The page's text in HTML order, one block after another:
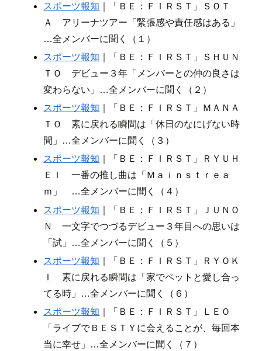
スポーツ報知 ｜「ＢＥ：ＦＩＲＳＴ」ＳＯＴ
Ａ アリーナツアー「緊張感や責任感はある」
…全メンバーに聞く（１）
スポーツ報知 ｜「ＢＥ：ＦＩＲＳＴ」ＳＨＵＮ
ＴＯ デビュー３年「メンバーとの仲の良さは
変わらない」…全メンバーに聞く（２）
スポーツ報知 ｜「ＢＥ：ＦＩＲＳＴ」ＭＡＮＡ
ＴＯ 素に戻れる瞬間は「休日のなにげない時
間」…全メンバーに聞く（３）
スポーツ報知 ｜「ＢＥ：ＦＩＲＳＴ」ＲＹＵＨ
ＥＩ 一番の推し曲は「Ｍａｉｎｓｔｒｅａ
ｍ」 …全メンバーに聞く（４）
スポーツ報知 ｜「ＢＥ：ＦＩＲＳＴ」ＪＵＮＯ
Ｎ 一文字でつづるデビュー３年目への思いは
「試」…全メンバーに聞く（５）
スポーツ報知 ｜「ＢＥ：ＦＩＲＳＴ」ＲＹＯＫ
Ｉ 素に戻れる瞬間は「家でペットと愛し合っ
てる時」…全メンバーに聞く（６）
スポーツ報知 ｜「ＢＥ：ＦＩＲＳＴ」ＬＥＯ
「ライブでＢＥＳＴＹに会えることが、毎回本
当に幸せ」…全メンバーに聞く（７）